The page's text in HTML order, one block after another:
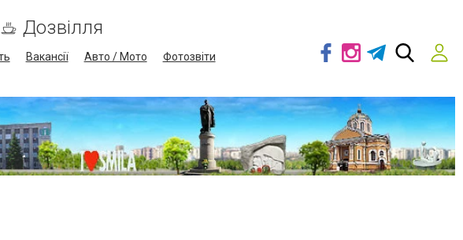
Дозвілля
Вакансії Авто / Мото
Фотозвіти